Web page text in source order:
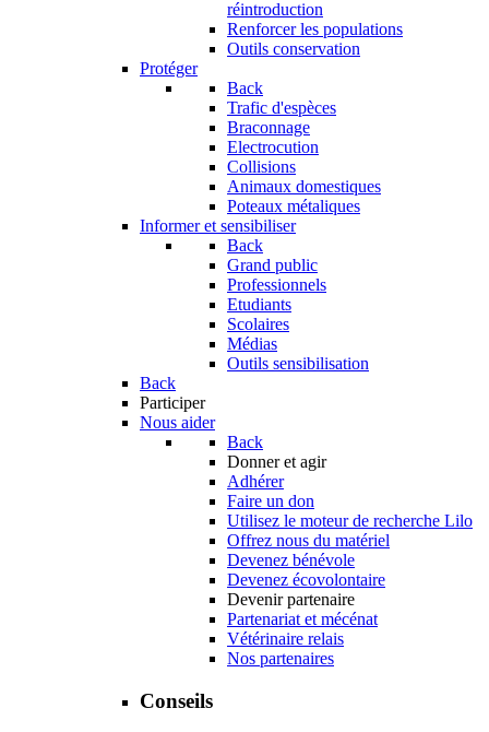
réintroduction
Renforcer les populations
Outils conservation
Protéger
Back
Trafic d'espèces
Braconnage
Electrocution
Collisions
Animaux domestiques
Poteaux métaliques
Informer et sensibiliser
Back
Grand public
Professionnels
Etudiants
Scolaires
Médias
Outils sensibilisation
Back
Participer
Nous aider
Back
Donner et agir
Adhérer
Faire un don
Utilisez le moteur de recherche Lilo
Offrez nous du matériel
Devenez bénévole
Devenez écovolontaire
Devenir partenaire
Partenariat et mécénat
Vétérinaire relais
Nos partenaires
Conseils